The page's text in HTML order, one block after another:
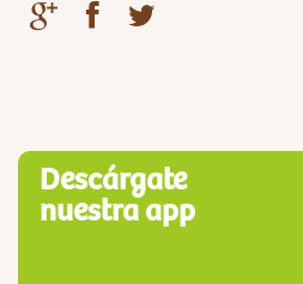
Descárgate
nuestra app